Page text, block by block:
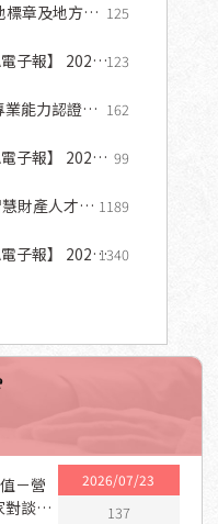
125
子報】 2026 123
業能力認證考 162
子報】 2026
99
財產人才培 1189
子報】 20261340
－營
對談：
2026/07/23
137